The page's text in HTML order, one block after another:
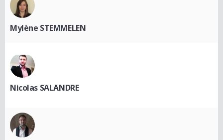
Mylène STEMMELEN
Nicolas SALANDRE